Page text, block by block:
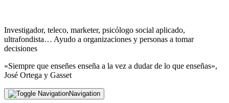
Investigador, teleco, marketer, psicólogo social aplicado,
ultrafondista… Ayudo a organizaciones y personas a tomar
decisiones
«Siempre que enseñes enseña a la vez a dudar de lo que enseñas»,
José Ortega y Gasset
Navigation